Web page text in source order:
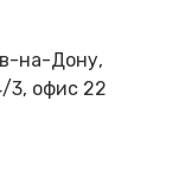
на-Дону,
3, офис 22